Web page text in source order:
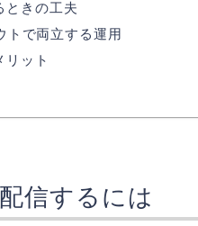
ときの工夫
トで両立する運用
リット
信するには